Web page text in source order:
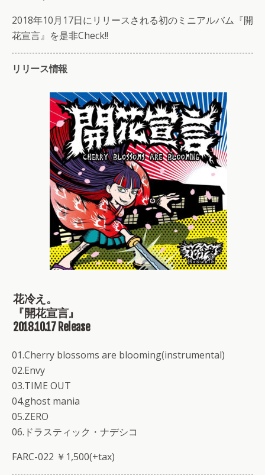
2018年10月17日にリリースされる初のミニアルバム『開
花宣言』を是非Check!!
リリース情報
花冷え。
『開花宣言』
2018.10.17 Release
01.Cherry blossoms are blooming(instrumental)
02.Envy
03.TIME OUT
04.ghost mania
05.ZERO
06.ドラスティック・ナデシコ
FARC-022 ￥1,500(+tax)